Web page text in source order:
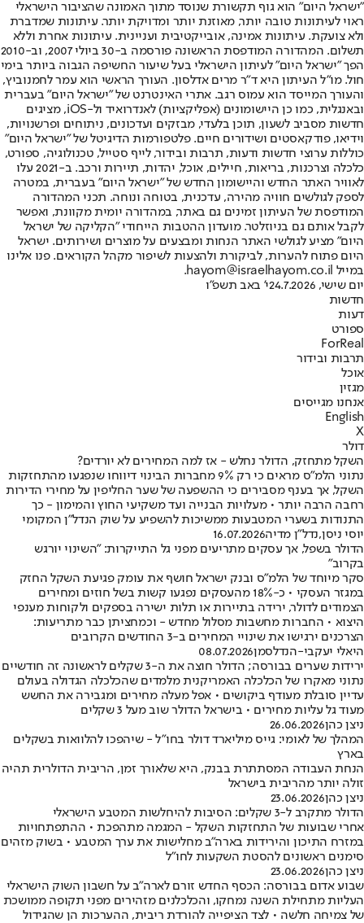
"ישראל היום" הוא גוף תקשורת שנוסד מתוך האמונה שהציבור הישראלי
ראוי לעיתונות טובה יותר, מאוזנת יותר ומדויקת יותר. עיתונות שמדברת
ולא צועקת. עיתונות אמינה, אובייקטיבית ועניינית. עיתונות אחרת וללא
תשלום. המהדורה המודפסת הראשונה פורסמה ב-30 ביולי 2007, וב-2010
הפך "ישראל היום" לעיתון הישראלי בעל שיעור החשיפה הגבוה ביותר בימי
חול. מו"ל העיתון היא ד"ר מרים אדלסון. העורך הראשי הוא עמר לחמנוביץ,
והעורך המייסד הוא עמוס רגב. אתרי האינטרנט של "ישראל היום" בעברית
ובאנגלית, כמו כן היישומונים (אפליקציות) לאנדרואיד ול-iOS, מציגים
חדשות מסביב לשעון, תוכן בלעדי, מבזקים ועדכונים, ניתוחים ופרשנויות,
וידיאו, פודקאסטים ושידורים חיים. פלטפורמות הדיגיטל של "ישראל היום"
כוללות ערוצי חדשות ודעות, תרבות ובידור, לייף סטייל, טכנולוגיה, ספורט,
כלכלה וצרכנות, בריאות, חיילים, אוכל, יהדות, תיירות ורכב. ב-2021 עלו
לאוויר האתר החדש והיישומון החדש של "ישראל היום" בעברית, במטרה
לספק לגולשים חוויה מהירה, עדכנית, בטוחה ונוחה. תכני המהדורה
המודפסת של העיתון זמינים גם באתר, במהדורה יומית מקוונת, ואפשר
לקבל אותם גם בניוזלטר. מועדון ההטבות הייחודי "הקליקה של ישראל
היום" מציע לגולשי האתר הנחות ומבצעים על מוצרים ושירותים. ישראל
היום פתוח להערות, לביקורת ולהצעות לשיפור מקהל הקוראים. פנו אלינו
במייל hayom@israelhayom.co.il.
יום שישי, 24.7.2026
י' באב תשפ"ו
חדשות
דעות
ספורט
ForReal
תרבות ובידור
אוכל
מגזין
אנחנו מגייסים
English
X
דולר
השקל מתחזק, הדולר נחלש - אז למה המחירים לא יורדים?
נתוני הלמ"ס מראים כי רק 9% מחברות הבינוי דיווחו שנפגעו מהתחזקות
השקל, אך בענף מסבירים כי ההשפעה של שער החליפין על מחירי הדירות
רחבה הרבה יותר • מעלויות הבנייה ועד משקיעי החוץ והמימון - כך
התנודות בשערי המטבעות ממשיכות להשפיע על שוק הנדל"ן המקומי
יוסי ניסן,נדל"ן מדיה16.07.2026
הדולר בשפל, אך עסקים מתריעים מפני גל התייקרות: "השינוי יורגש
בקרוב"
סקר מיוחד של הלמ"ס ובנק ישראל חושף את עומק פגיעת השקל החזק
במגזר העסקי • כ-18% מהעסקים נפגעו קשות בשל חוזים ומחירים
הצמודים לדולר, ירידה בתיירות או תלות ישירה בספקים ולקוחות מענפי
היצוא • החברות מחשבות מסלול מחדש - וכמחציתן כבר מתריעות:
הצרכנים ירגישו את שינויי המחירים ב-3 החודשים הקרובים
היאלי יעקבי-הנדלסמן08.07.2026
ירידות שערים בבורסה; הדולר חוצה את ה-3 שקלים לראשונה זה חודשיים
נתוני מאקרו של הכלכלה האמריקנית מלמדים שהכלכלה הגדולה בעולם
עדיין סובלת מעודף ביקושים • אפל מעלה מחירים ומגבירה את החשש
מעוד גל עליות מחירים • בישראל הדולר שוב מעל 3 שקלים
ניצן כהן26.06.2026
המהלך של לאומי: גייס מיליארד דולר בחו"ל - שיהפכו להלוואות בשקלים
בארץ
הנחת העבודה המסתתרת בבנק, היא שלאורך זמן, הריבית הדולרית תהיה
זולה יותר מהריבית בישראל
ניצן כהן23.06.2026
הדולר מתקרב ל-3 שקלים: הסיבות להיחלשות המטבע הישראלי
אחרי שבועות של התחזקות השקל - המגמה מתהפכת • ההתפתחויות
במזרח התיכון והירידות בארה"ב מחלישות את ערך המטבע • בשוק מזהים
סימנים ראשונים להסטת השקעות לחו"ל
ניצן כהן23.06.2026
שבוע אדום בבורסה: הכסף החדש זורם לארה"ב על חשבון השוק הישראלי
העליות מתחילת השנה נמחקו, והכלכלנים מזהירים מפני תקופה ממושכת
של צמיחה חלשה • לצד הציפייה להורדת ריבית, ההערכות הן שהגידול